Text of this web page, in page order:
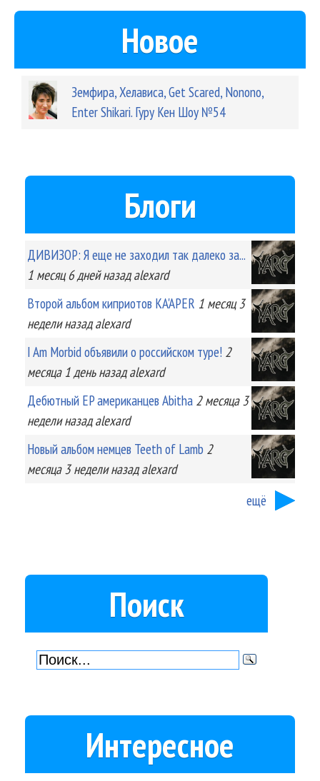
Новое
Земфира, Хелависа, Get Scared, Nonono,
Enter Shikari. Гуру Кен Шоу №54
Блоги
ДИВИЗОР: Я еще не заходил так далеко за...
1 месяц 6 днейназад alexard
Второй альбом киприотов KA'APER 1 месяц 3
неделиназад alexard
I Am Morbid объявили о российском туре! 2
месяца 1 деньназад alexard
Дебютный EP американцев Abitha 2 месяца 3
неделиназад alexard
Новый альбом немцев Teeth of Lamb 2
месяца 3 неделиназад alexard
ещё
Поиск
Интересное